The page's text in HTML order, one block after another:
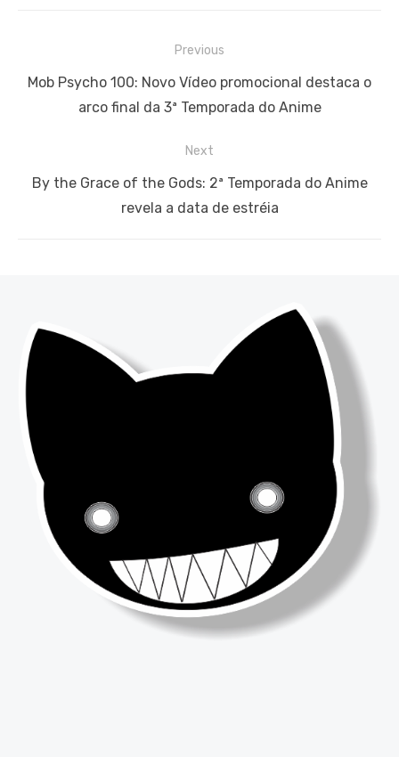
de
Previous
Previous
Mob Psycho 100: Novo Vídeo promocional destaca o
arco final da 3ª Temporada do Anime
Next
Next
By the Grace of the Gods: 2ª Temporada do Anime
revela a data de estréia